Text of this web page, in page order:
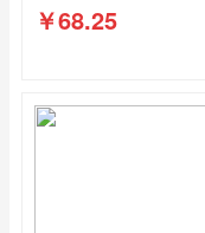
￥68.25